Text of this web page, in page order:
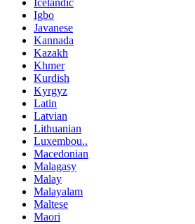
Igbo
Javanese
Kannada
Kazakh
Khmer
Kurdish
Kyrgyz
Latin
Latvian
Lithuanian
Luxembou..
Macedonian
Malagasy
Malay
Malayalam
Maltese
Maori